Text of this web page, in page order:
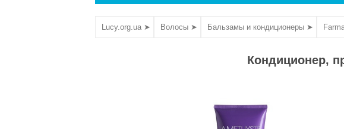
Lucy.org.ua ➤ Волосы ➤ Бальзамы и кондиционеры ➤
Кондиционер,